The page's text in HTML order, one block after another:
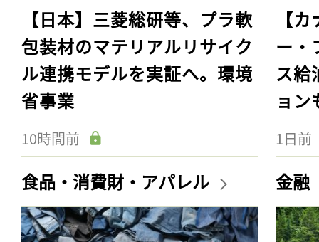
【日本】三菱総研等、プラ軟
包装材のマテリアルリサイク
ル連携モデルを実証へ。環境
省事業
10時間前
【
ー・
ス給
ョン
1日前
食品・消費財・アパレル 金融